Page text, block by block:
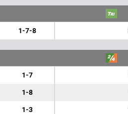
1-7-8
1-7
1-8
1-3